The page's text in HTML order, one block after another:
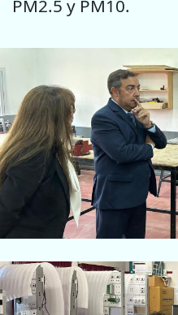
PM2.5 y PM10.